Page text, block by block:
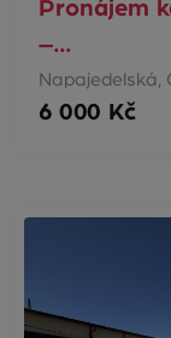
Pronájem
–…
Napajedelská,
6 000 Kč